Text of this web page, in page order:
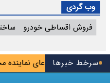
سرخط خبرها
تکذیب ادعای نماینده
وب گردی
فروش اقساطی خودرو